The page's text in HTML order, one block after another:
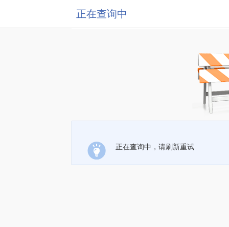
正在查询中
正在查询中，请刷新重试